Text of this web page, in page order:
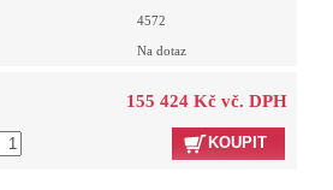
4572
Na dotaz
155 424 Kč vč. DPH
KOUPIT